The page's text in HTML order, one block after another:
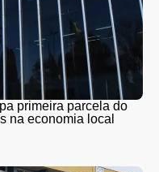
primeira parcela do
na economia local